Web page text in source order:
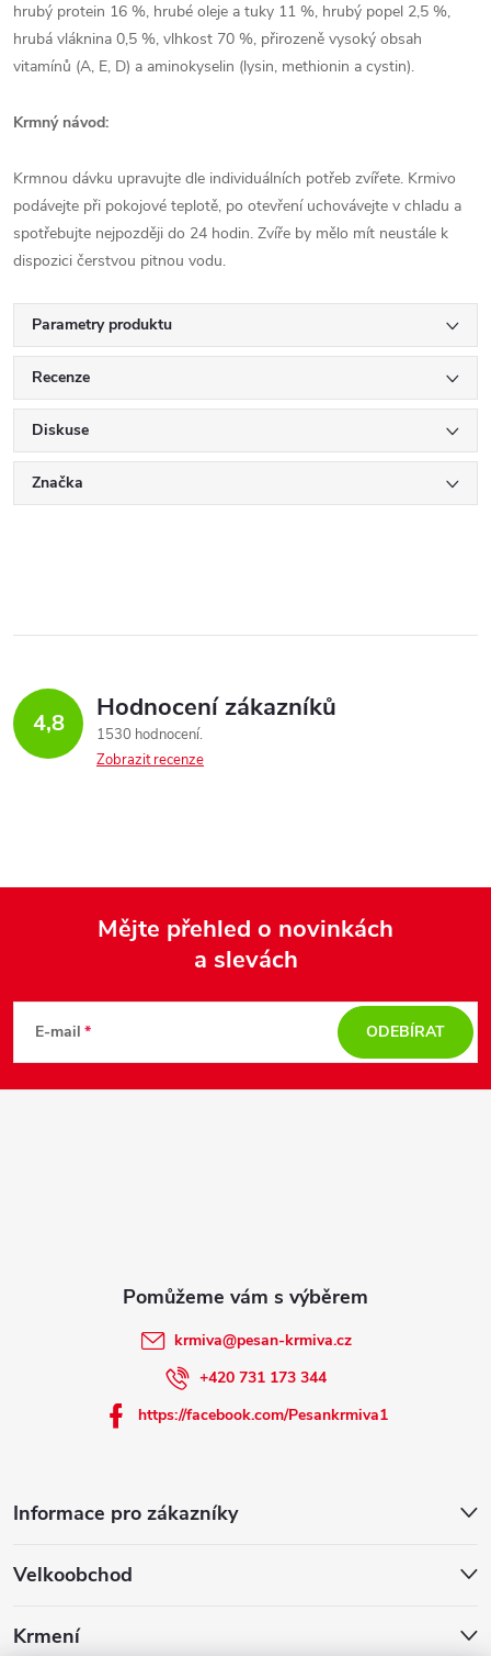
hrubý protein 16 %, hrubé oleje a tuky 11 %, hrubý popel 2,5 %,
hrubá vláknina 0,5 %, vlhkost 70 %, přirozeně vysoký obsah
vitamínů (A, E, D) a aminokyselin (lysin, methionin a cystin).
Krmný návod:
Krmnou dávku upravujte dle individuálních potřeb zvířete. Krmivo
podávejte při pokojové teplotě, po otevření uchovávejte v chladu a
spotřebujte nejpozději do 24 hodin. Zvíře by mělo mít neustále k
dispozici čerstvou pitnou vodu.
Parametry produktu
Recenze
Diskuse
Značka
4,8 Hodnocení zákazníků
1530 hodnocení
Zobrazit recenze
p
Mějte přehled o novinkách
a slevách
E-mail ODEBÍRAT
Informace pro zákazníky
Velkoobchod
Krmení
krmiva@pesan-krmiva.cz
+420 731 173 344
https://facebook.com/Pesankrmiva1